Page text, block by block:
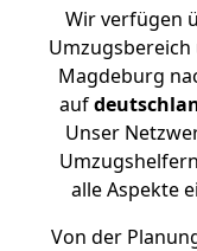
Wir verfügen
Magdeburg
auf
Unser
alle Aspekte
Von der